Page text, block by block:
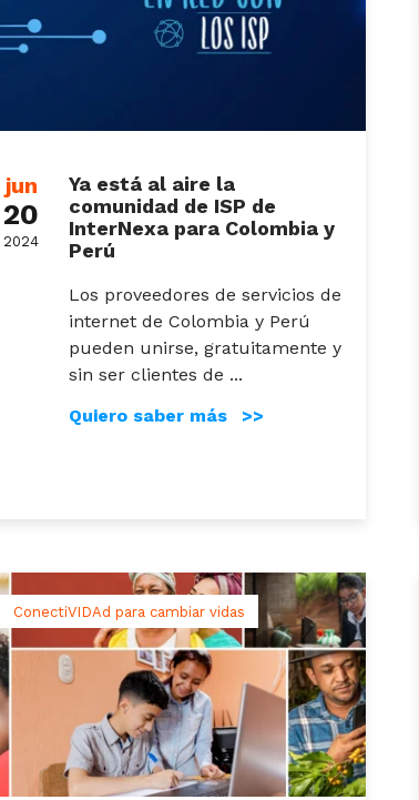
jun
20
2024
Ya está al aire la
comunidad de ISP de
InterNexa para Colombia y
Perú
Los proveedores de servicios de
internet de Colombia y Perú
pueden unirse, gratuitamente y
sin ser clientes de ...
Quiero saber más >>
ConectiVIDAd para cambiar vidas